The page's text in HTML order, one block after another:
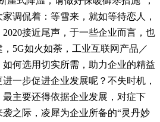
调侃着：等雪来，就如等待恋人，
接近尾声，于一些企业而言，也
5G如火如荼，工业互联网产品／
何选用切实所需，助力企业的精益
一步促进企业发展呢？不失时机，
主要还得依据企业发展，对症下
之际，凌犀为企业所备的“灵丹妙